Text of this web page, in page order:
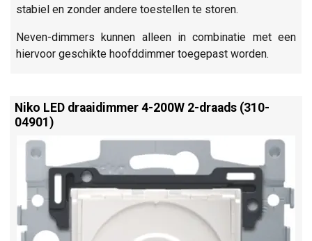
stabiel en zonder andere toestellen te storen.
Neven-dimmers kunnen alleen in combinatie met een
hiervoor geschikte hoofddimmer toegepast worden.
Niko LED draaidimmer 4-200W 2-draads (310-
04901)